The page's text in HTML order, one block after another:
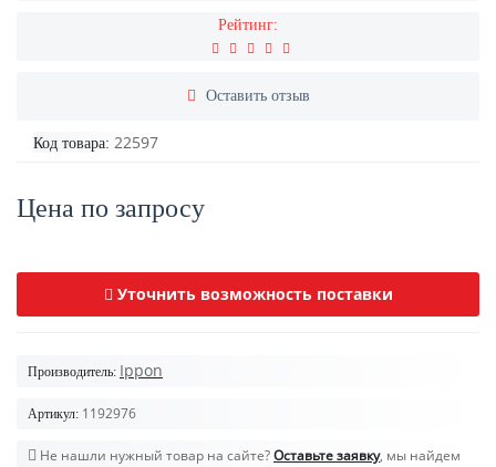
Рейтинг:
Оставить отзыв
Код товара: 22597
Цена по запросу
Уточнить возможность поставки
Производитель: Ippon
Артикул: 1192976
Не нашли нужный товар на сайте?Оставьте заявку, мы найдем